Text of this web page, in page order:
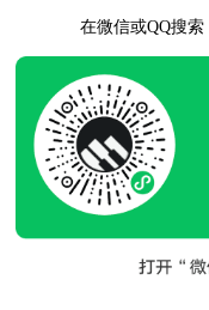
在微信或QQ搜索